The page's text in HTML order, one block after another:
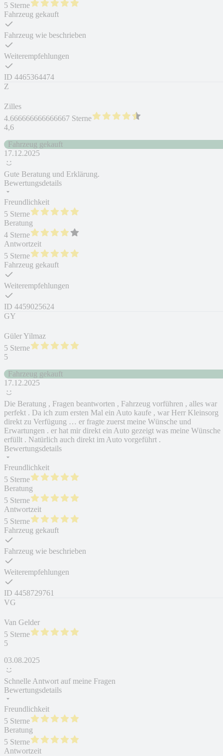
5 Sterne
Fahrzeug gekauft
Fahrzeug wie beschrieben
Weiterempfehlungen
ID 4465364474
Z
Zilles
4.666666666666667 Sterne
4,6
Fahrzeug gekauft
17.12.2025
Gute Beratung und Erklärung.
Bewertungsdetails
Freundlichkeit
5 Sterne
Beratung
4 Sterne
Antwortzeit
5 Sterne
Fahrzeug gekauft
Weiterempfehlungen
ID 4459025624
GY
Güler Yilmaz
5 Sterne
5
Fahrzeug gekauft
17.12.2025
Die Beratung , Fragen beantworten , Fahrzeug vorführen , alles war
perfekt . Da ich zum ersten Mal ein Auto kaufe , war Herr Kleinsorg
direkt zu Verfügung … er fragte zuerst meine Wünsche und
Erwartungen . er hat mir direkt ein Auto gezeigt was meine Wünsche
erfüllt . Natürlich auch direkt im Auto vorgeführt .
Bewertungsdetails
Freundlichkeit
5 Sterne
Beratung
5 Sterne
Antwortzeit
5 Sterne
Fahrzeug gekauft
Fahrzeug wie beschrieben
Weiterempfehlungen
ID 4458729761
VG
Van Gelder
5 Sterne
5
03.08.2025
Schnelle Antwort auf meine Fragen
Bewertungsdetails
Freundlichkeit
5 Sterne
Beratung
5 Sterne
Antwortzeit